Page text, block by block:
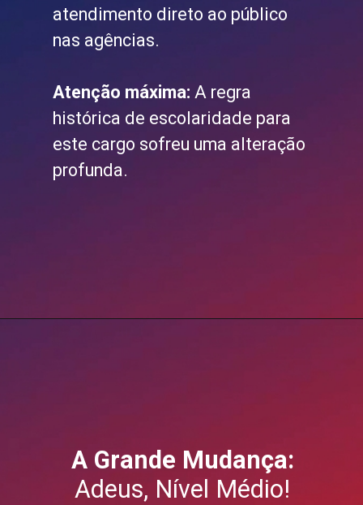
atendimento direto ao público
nas agências.
Atenção máxima: A regra
histórica de escolaridade para
este cargo sofreu uma alteração
profunda.
A Grande Mudança:
Adeus, Nível Médio!